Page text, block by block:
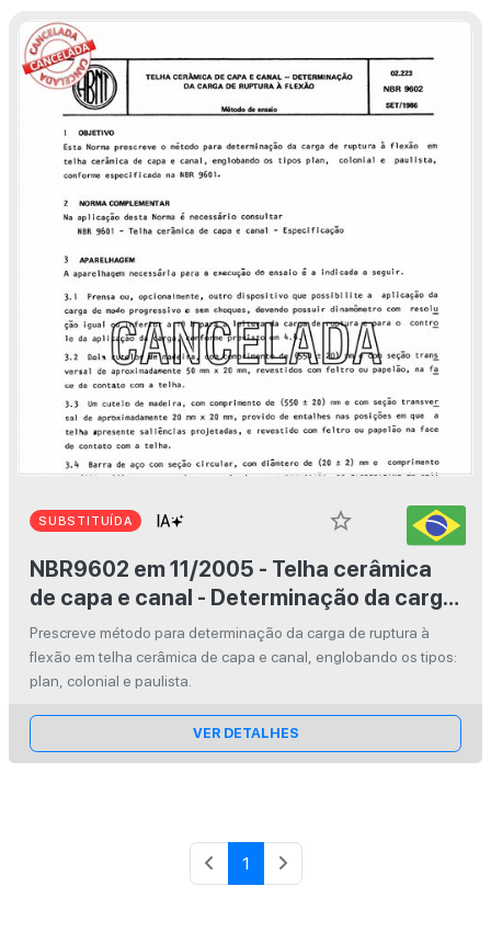
SUBSTITUÍDA
star_border
NBR9602 em 11/2005 - Telha cerâmica
de capa e canal - Determinação da carga
de ruptura à flexão
Prescreve método para determinação da carga de ruptura à
flexão em telha cerâmica de capa e canal, englobando os tipos:
plan, colonial e paulista.
VER DETALHES
1